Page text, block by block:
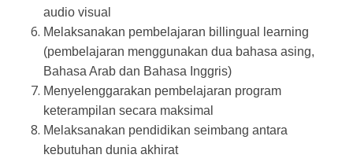
audio visual
Melaksanakan pembelajaran billingual learning
(pembelajaran menggunakan dua bahasa asing,
Bahasa Arab dan Bahasa Inggris)
Menyelenggarakan pembelajaran program
keterampilan secara maksimal
Melaksanakan pendidikan seimbang antara
kebutuhan dunia akhirat